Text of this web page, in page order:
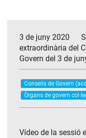
3 de juny 2020
extraordinària del
Govern del 3 de
Consells de Govern
Òrgans de govern
Vídeo de la sessió